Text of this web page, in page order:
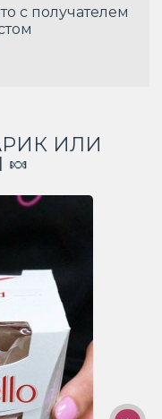
с получателем
ИЛИ